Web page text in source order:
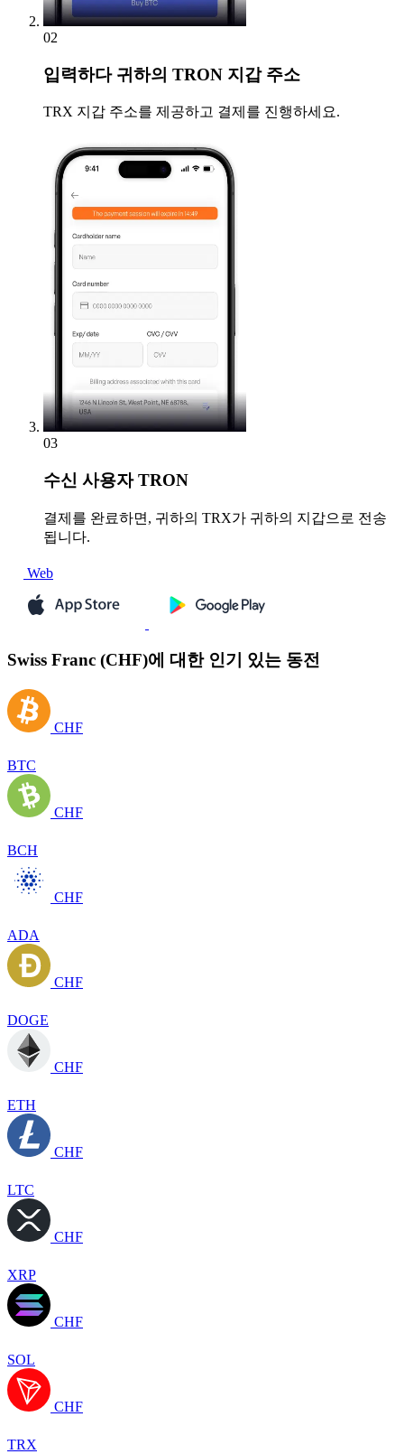
02
입력하다귀하의 TRON 지갑 주소
TRX 지갑 주소를 제공하고 결제를 진행하세요.
03
수신 사용자 TRON
결제를 완료하면, 귀하의 TRX가 귀하의 지갑으로 전송
됩니다.
Web
Swiss Franc (CHF)에 대한 인기 있는 동전
CHF
BTC
CHF
BCH
CHF
ADA
CHF
DOGE
CHF
ETH
CHF
LTC
CHF
XRP
CHF
SOL
CHF
TRX